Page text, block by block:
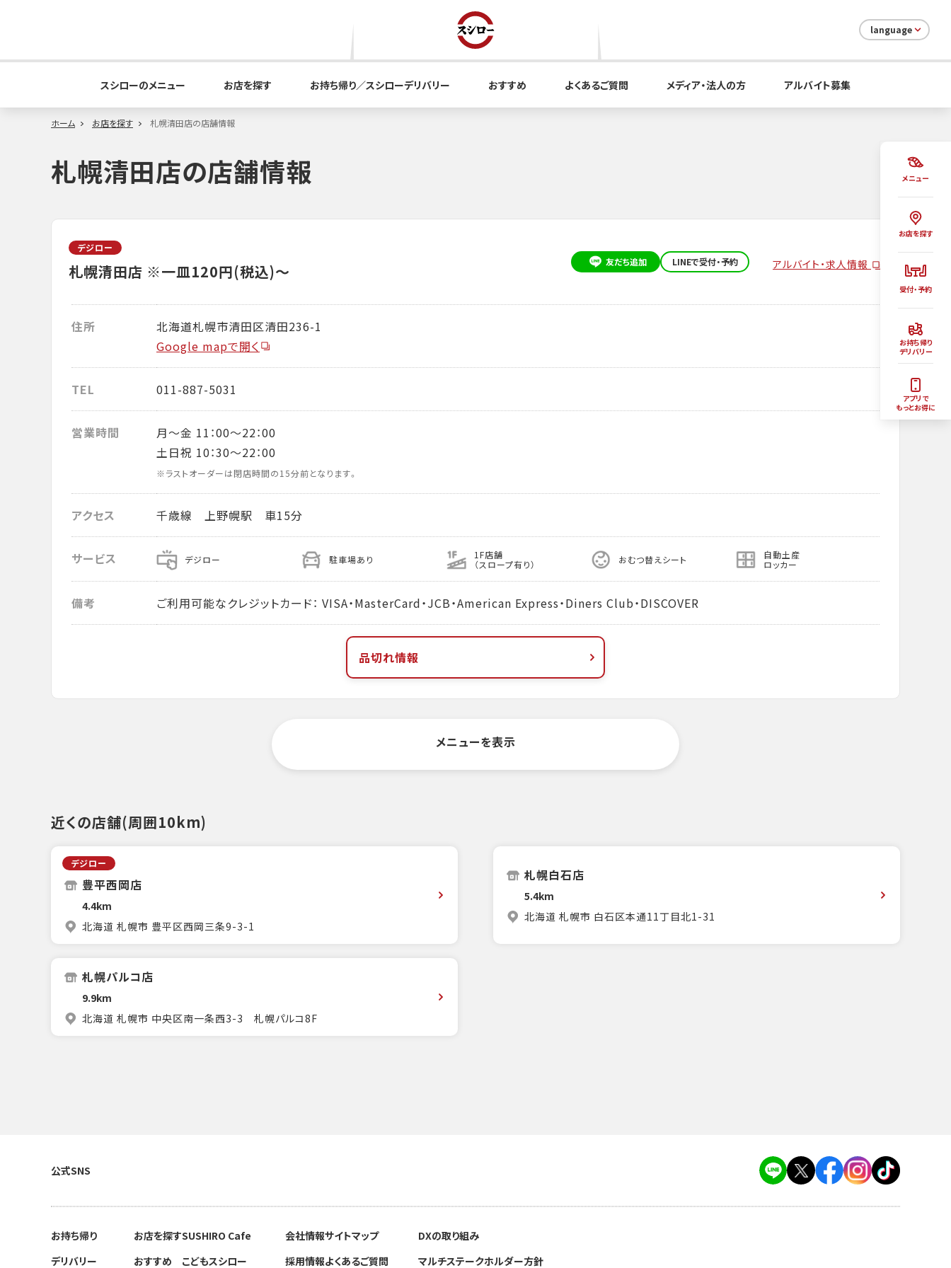
メニュー
お店を探す
受付・予約
お持ち帰り
デリバリー
アプリで
もっとお得に
language
スシローのメニュー お店を探す お持ち帰り／スシローデリバリー おすすめ よくあるご質問 メディア・法人の方 アルバイト募集
ホーム お店を探す 札幌清田店の店舗情報
札幌清田店の店舗情報
デジロー
札幌清田店 ※一皿120円(税込)～ 友だち追加 LINEで受付・予約 アルバイト・求人情報
住所
北海道札幌市清田区清田236-1
Google mapで開く
TEL 011-887-5031
営業時間
月～金 11：00～22：00
土日祝 10：30～22：00
※ラストオーダーは閉店時間の15分前となります。
アクセス 千歳線 上野幌駅 車15分
サービス デジロー 駐車場あり 1F店舗
（スロープ有り） おむつ替えシート 自動土産
ロッカー
備考 ご利用可能なクレジットカード： VISA・MasterCard・JCB・American Express・Diners Club・DISCOVER
品切れ情報
メニューを表示
近くの店舗(周囲10km)
デジロー
豊平西岡店
4.4km
北海道 札幌市 豊平区西岡三条9-3-1
札幌白石店
5.4km
北海道 札幌市 白石区本通11丁目北1-31
札幌パルコ店
9.9km
北海道 札幌市 中央区南一条西3-3 札幌パルコ8F
公式SNS
お持ち帰り
デリバリー
お店を探す
おすすめ
SUSHIRO Cafe
こどもスシロー
会社情報
採用情報
サイトマップ
よくあるご質問
DXの取り組み
マルチステークホルダー方針